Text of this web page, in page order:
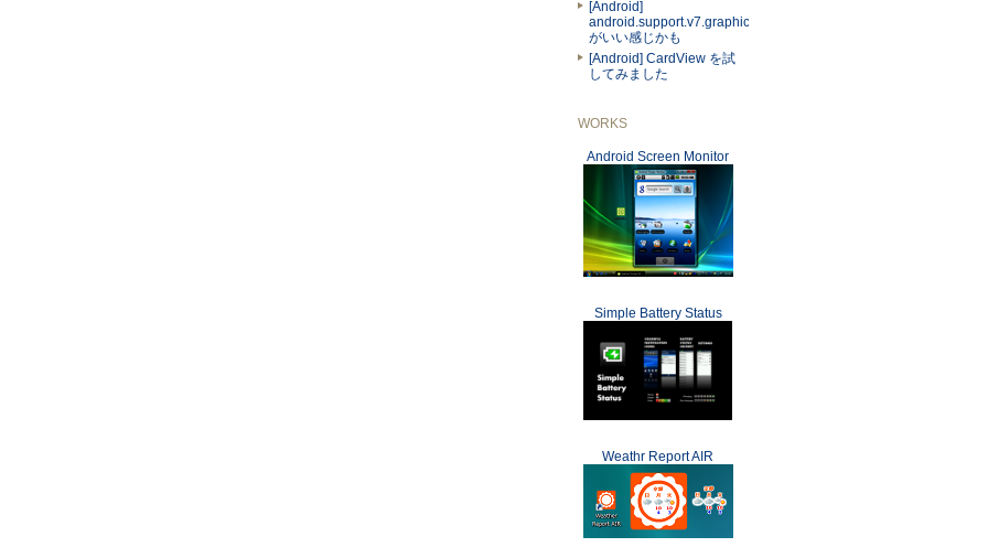
[Android]
android.support.v7.graphics.Palette
がいい感じかも
[Android] CardView を試
してみました
WORKS
Android Screen Monitor
Simple Battery Status
Weathr Report AIR